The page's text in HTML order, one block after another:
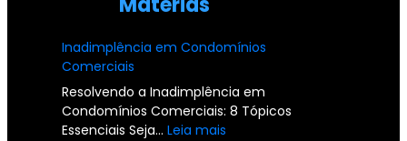
Inadimplência em Condomínios
Comerciais
Resolvendo a Inadimplência em
Condomínios Comerciais: 8 Tópicos
Essenciais Seja… Leia mais